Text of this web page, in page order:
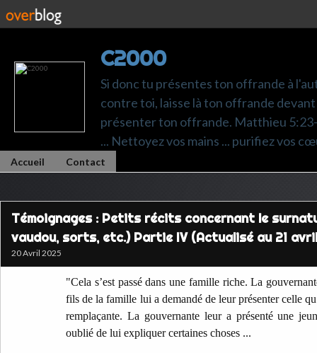
C2000
Si donc tu présentes ton offrande à
contre toi, laisse là ton offrande
présenter ton offrande. Matthieu 5:23-
... Nettoyez vos mains ... purifiez vos
Accueil Contact
Témoignages : Petits récits concernant le
vaudou, sorts, etc.) Partie IV (Actualisé au 21
20 Avril 2025
"Cela s’est passé dans une famille riche. La
fils de la famille lui a demandé de leur présenter celle
remplaçante. La gouvernante leur a présenté une
oublié de lui expliquer certaines choses ...